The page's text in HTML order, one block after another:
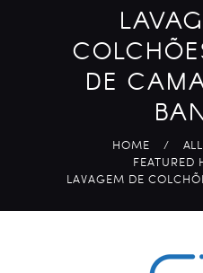
DE
HOME
FEATURED
LAVAGEM DE